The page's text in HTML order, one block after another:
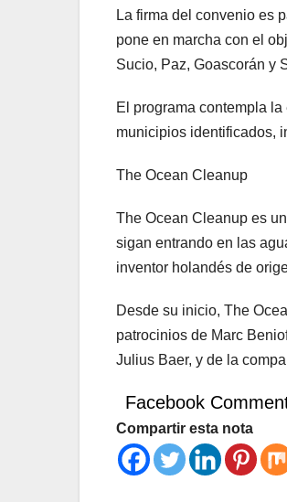
La firma del convenio es
pone en marcha con el
Sucio, Paz, Goascorán y
El programa contempla
municipios identificados,
The Ocean Cleanup
The Ocean Cleanup es
sigan entrando en las
inventor holandés de
Desde su inicio, The
patrocinios de Marc
Julius Baer, y de la
Facebook
Compartir esta nota